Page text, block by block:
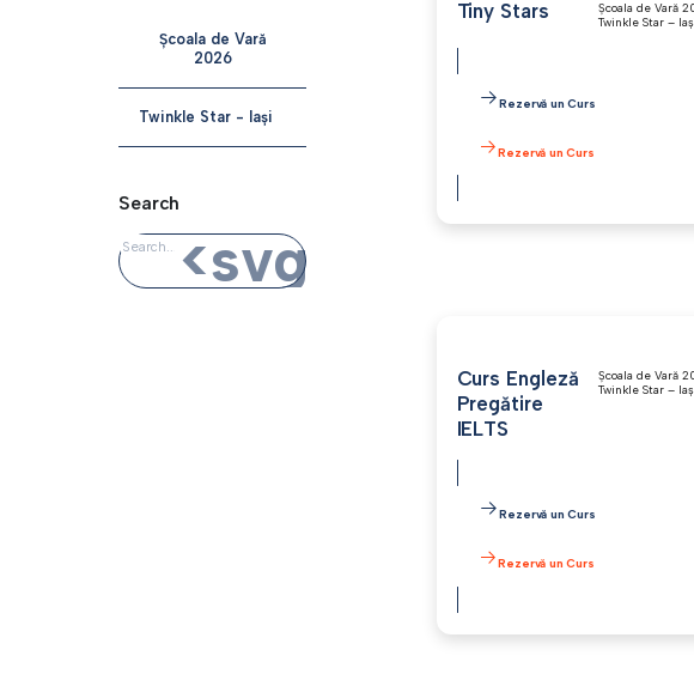
Școala de Vară
2026
Twinkle Star - Iași
Search
<svg
Tiny Stars Școala de Vară
Twinkle Star –
Rezervă un Curs
Rezervă un Curs
Curs Engleză
Pregătire
IELTS
Școala de Vară
Twinkle Star –
Rezervă un Curs
Rezervă un Curs